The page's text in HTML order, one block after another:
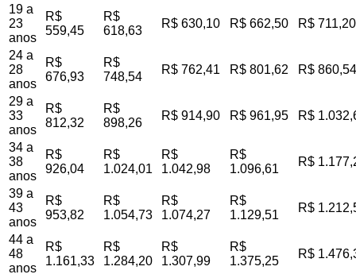
19 a
23
anos
R$
559,45
R$
618,63
R$ 630,10 R$ 662,50 R$ 711,20
24 a
28
anos
R$
676,93
R$
748,54
R$ 762,41 R$ 801,62 R$ 860,54
29 a
33
anos
R$
812,32
R$
898,26
R$ 914,90 R$ 961,95 R$
34 a
38
anos
R$
926,04
R$
1.024,01
R$
1.042,98
R$
1.096,61
R$
39 a
43
anos
R$
953,82
R$
1.054,73
R$
1.074,27
R$
1.129,51
R$
44 a
48
anos
R$
1.161,33
R$
1.284,20
R$
1.307,99
R$
1.375,25
R$